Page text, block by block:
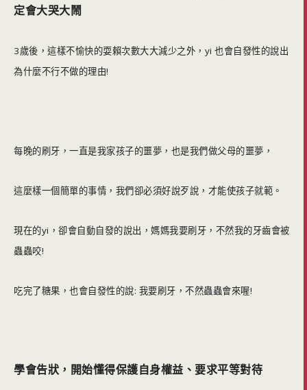
定會大哭大鬧
3歲後，這樣不愉快的耍賴次數大大減少之外，yi 也會自發性的說出
為什麼不行不做的理由!
每晚的刷牙，一直是我家孩子的噩夢，也是我們做父母的噩夢，
這麼樣一個簡單的事情，我們卻必須好說歹說，才能使孩子就範。
現在的yi，卻會自動自發的說出，媽媽我要刷牙，不然我的牙齒會被
蟲蟲咬!
吃完了糖果，也會自發性的說: 我要刷牙，不然蟲蟲會來喔!
學會告狀，開始懂得保護自身權益、要求平等對待